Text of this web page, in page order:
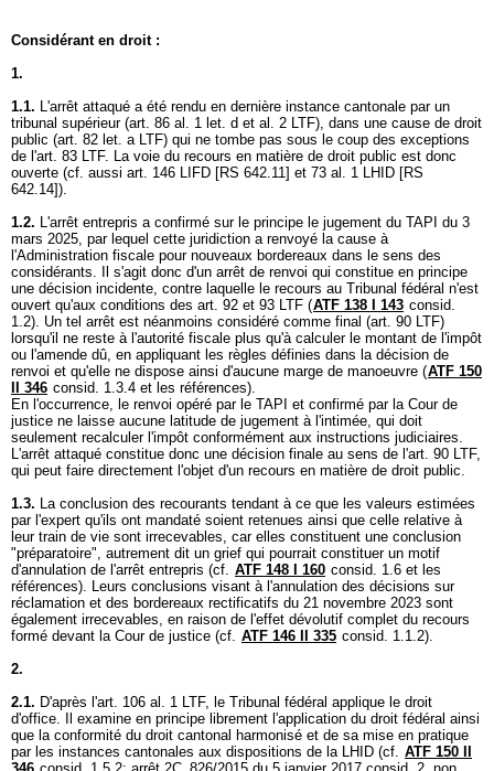
Considérant en droit :
1.
1.1. L'arrêt attaqué a été rendu en dernière instance cantonale par un
tribunal supérieur (art. 86 al. 1 let. d et al. 2 LTF), dans une cause de droit
public (art. 82 let. a LTF) qui ne tombe pas sous le coup des exceptions
de l'art. 83 LTF. La voie du recours en matière de droit public est donc
ouverte (cf. aussi art. 146 LIFD [RS 642.11] et 73 al. 1 LHID [RS
642.14]).
1.2. L'arrêt entrepris a confirmé sur le principe le jugement du TAPI du 3
mars 2025, par lequel cette juridiction a renvoyé la cause à
l'Administration fiscale pour nouveaux bordereaux dans le sens des
considérants. Il s'agit donc d'un arrêt de renvoi qui constitue en principe
une décision incidente, contre laquelle le recours au Tribunal fédéral n'est
ouvert qu'aux conditions des art. 92 et 93 LTF (ATF 138 I 143 consid.
1.2). Un tel arrêt est néanmoins considéré comme final (art. 90 LTF)
lorsqu'il ne reste à l'autorité fiscale plus qu'à calculer le montant de l'impôt
ou l'amende dû, en appliquant les règles définies dans la décision de
renvoi et qu'elle ne dispose ainsi d'aucune marge de manoeuvre (ATF 150
II 346 consid. 1.3.4 et les références).
En l'occurrence, le renvoi opéré par le TAPI et confirmé par la Cour de
justice ne laisse aucune latitude de jugement à l'intimée, qui doit
seulement recalculer l'impôt conformément aux instructions judiciaires.
L'arrêt attaqué constitue donc une décision finale au sens de l'art. 90 LTF,
qui peut faire directement l'objet d'un recours en matière de droit public.
1.3. La conclusion des recourants tendant à ce que les valeurs estimées
par l'expert qu'ils ont mandaté soient retenues ainsi que celle relative à
leur train de vie sont irrecevables, car elles constituent une conclusion
"préparatoire", autrement dit un grief qui pourrait constituer un motif
d'annulation de l'arrêt entrepris (cf. ATF 148 I 160 consid. 1.6 et les
références). Leurs conclusions visant à l'annulation des décisions sur
réclamation et des bordereaux rectificatifs du 21 novembre 2023 sont
également irrecevables, en raison de l'effet dévolutif complet du recours
formé devant la Cour de justice (cf. ATF 146 II 335 consid. 1.1.2).
2.
2.1. D'après l'art. 106 al. 1 LTF, le Tribunal fédéral applique le droit
d'office. Il examine en principe librement l'application du droit fédéral ainsi
que la conformité du droit cantonal harmonisé et de sa mise en pratique
par les instances cantonales aux dispositions de la LHID (cf. ATF 150 II